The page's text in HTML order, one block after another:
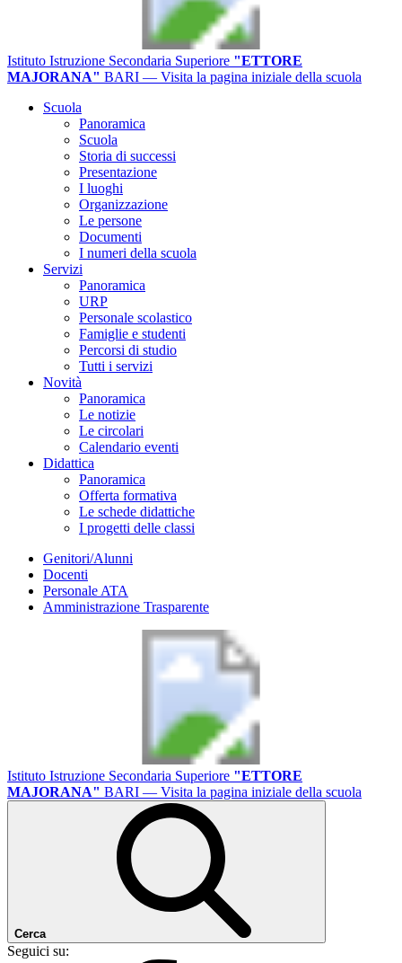
Istituto Istruzione Secondaria Superiore "ETTORE
MAJORANA" BARI — Visita la pagina iniziale della scuola
Scuola
Panoramica
Scuola
Storia di successi
Presentazione
I luoghi
Organizzazione
Le persone
Documenti
I numeri della scuola
Servizi
Panoramica
URP
Personale scolastico
Famiglie e studenti
Percorsi di studio
Tutti i servizi
Novità
Panoramica
Le notizie
Le circolari
Calendario eventi
Didattica
Panoramica
Offerta formativa
Le schede didattiche
I progetti delle classi
Genitori/Alunni
Docenti
Personale ATA
Amministrazione Trasparente
Istituto Istruzione Secondaria Superiore "ETTORE
MAJORANA" BARI — Visita la pagina iniziale della scuola
Cerca
Seguici su: